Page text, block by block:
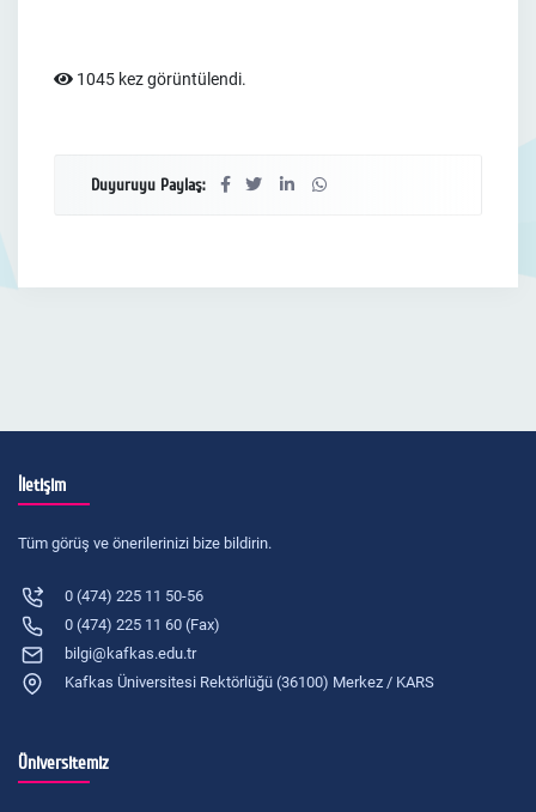
1045 kez görüntülendi.
Duyuruyu Paylaş:
İletişim
Tüm görüş ve önerilerinizi bize bildirin.
0 (474) 225 11 50-56
0 (474) 225 11 60 (Fax)
bilgi@kafkas.edu.tr
Kafkas Üniversitesi Rektörlüğü (36100) Merkez / KARS
Üniversitemiz